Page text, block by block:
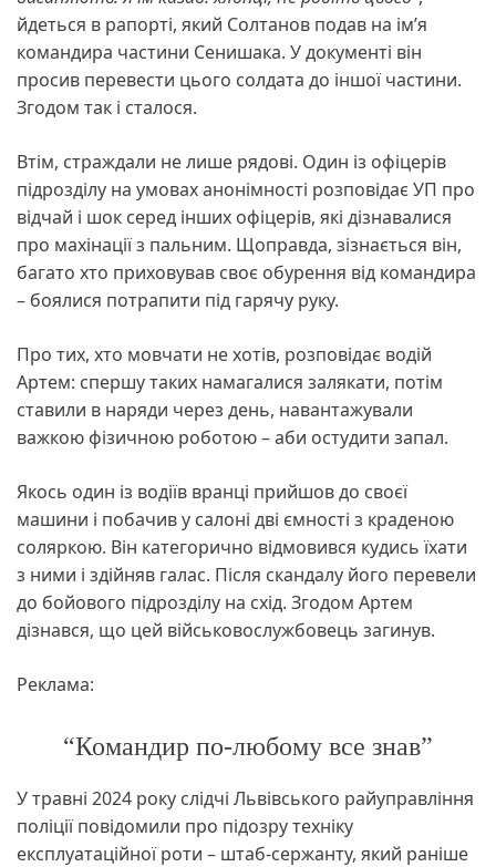
йдеться в рапорті, який Солтанов подав на ім’я
командира частини Сенишака. У документі він
просив перевести цього солдата до іншої частини.
Згодом так і сталося.
Втім, страждали не лише рядові. Один із офіцерів
підрозділу на умовах анонімності розповідає УП про
відчай і шок серед інших офіцерів, які дізнавалися
про махінації з пальним. Щоправда, зізнається він,
багато хто приховував своє обурення від командира
– боялися потрапити під гарячу руку.
Про тих, хто мовчати не хотів, розповідає водій
Артем: спершу таких намагалися залякати, потім
ставили в наряди через день, навантажували
важкою фізичною роботою – аби остудити запал.
Якось один із водіїв вранці прийшов до своєї
машини і побачив у салоні дві ємності з краденою
соляркою. Він категорично відмовився кудись їхати
з ними і здійняв галас. Після скандалу його перевели
до бойового підрозділу на схід. Згодом Артем
дізнався, що цей військовослужбовець загинув.
Реклама:
“Командир по-любому все знав”
У травні 2024 року слідчі Львівського райуправління
поліції повідомили про підозру техніку
експлуатаційної роти – штаб-сержанту, який раніше